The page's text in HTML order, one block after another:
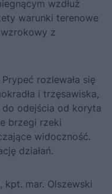
wzdłuż
warunki terenowe
wzrokowy z
rozlewała się
i trzęsawiska,
do odejścia od koryta
brzegi rzeki
widoczność.
działań.
kpt. mar. Olszewski